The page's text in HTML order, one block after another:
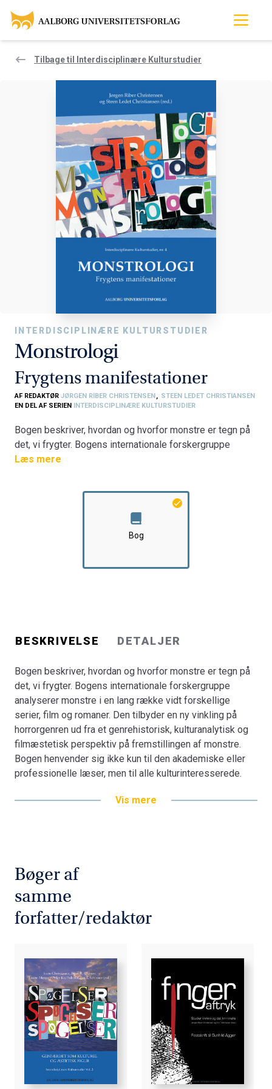
Tilbage til Interdisciplinære Kulturstudier
INTERDISCIPLINÆRE KULTURSTUDIER
Monstrologi
Frygtens manifestationer
AF REDAKTØR JØRGEN RIBER CHRISTENSEN, STEEN LEDET CHRISTIANSEN
EN DEL AF SERIEN INTERDISCIPLINÆRE KULTURSTUDIER
Bogen beskriver, hvordan og hvorfor monstre er tegn på
det, vi frygter. Bogens internationale forskergruppe
analyserer monstre i en lang række vidt forskellige
horrorgenren ud fra et genrehistorisk, kulturanalytisk og
filmæstetisk perspektiv på fremstillingen af monstre.
Bogen henvender sig ikke kun til den akademiske eller
professionelle læser, men til alle kulturinteresserede.
Læs mere
Bog
BESKRIVELSE DETALJER
Bogen beskriver, hvordan og hvorfor monstre er tegn på
det, vi frygter. Bogens internationale forskergruppe
analyserer monstre i en lang række vidt forskellige
serier, film og romaner. Den tilbyder en ny vinkling på
horrorgenren ud fra et genrehistorisk, kulturanalytisk og
filmæstetisk perspektiv på fremstillingen af monstre.
Bogen henvender sig ikke kun til den akademiske eller
professionelle læser, men til alle kulturinteresserede.
Vis mere
Bøger af
samme
forfatter/redaktør